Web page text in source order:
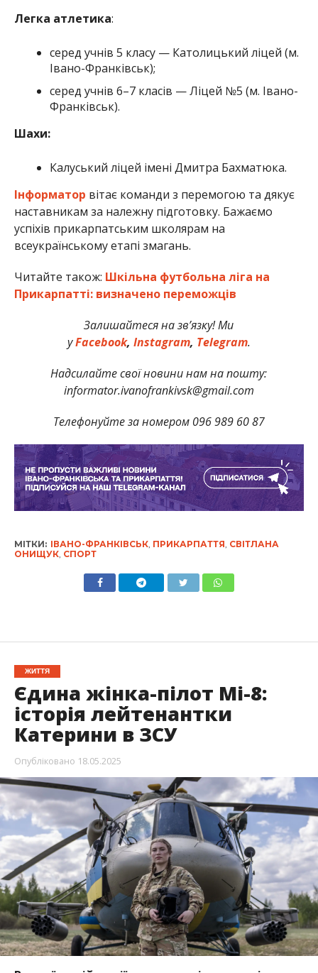
Легка атлетика:
серед учнів 5 класу — Католицький ліцей (м.
Івано-Франківськ);
серед учнів 6–7 класів — Ліцей №5 (м. Івано-
Франківськ).
Шахи:
Калуський ліцей імені Дмитра Бахматюка.
Інформатор вітає команди з перемогою та дякує
наставникам за належну підготовку. Бажаємо
успіхів прикарпатським школярам на
всеукраїнському етапі змагань.
Читайте також: Шкільна футбольна ліга на
Прикарпатті: визначено переможців
Залишайтеся на зв’язку! Ми
уFacebook, Instagram, Telegram.
Надсилайте свої новини нам на пошту:
informator.ivanofrankivsk@gmail.com
Телефонуйте за номером 096 989 60 87
МІТКИ: ІВАНО-ФРАНКІВСЬК, ПРИКАРПАТТЯ СВІТЛАНА
ОНИЩУК, СПОРТ
ЖИТТЯ
Єдина жінка-пілот Мі-8:
історія лейтенантки
Катерини в ЗСУ
Опубліковано 18.05.2025